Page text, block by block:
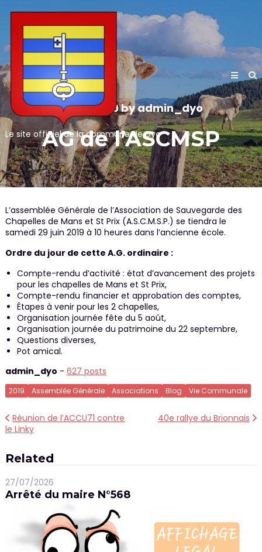
content
Le site officiel de la commune de Dyo
25/06/2019byadmin_dyo
AG de l’ASCMSP
L’assemblée Générale de l’Association de Sauvegarde des
Chapelles de Mans et St Prix (A.S.C.M.S.P.) se tiendra le
samedi 29 juin 2019 à 10 heures dans l’ancienne école.
Ordre du jour de cette A.G. ordinaire :
Compte-rendu d’activité : état d’avancement des projets
pour les chapelles de Mans et St Prix,
Compte-rendu financier et approbation des comptes,
Étapes à venir pour les 2 chapelles,
Organisation journée fête du 5 août,
Organisation journée du patrimoine du 22 septembre,
Questions diverses,
Pot amical.
admin_dyo - 627 posts
2019 Assemblée Générale Associations Blog Vie Communale
Navigation
de
l’article
Réunion de l’ACCU71 contre
le Linky
40e rallye du Brionnais
Related
27/07/2026
Arrêté du maire N°568